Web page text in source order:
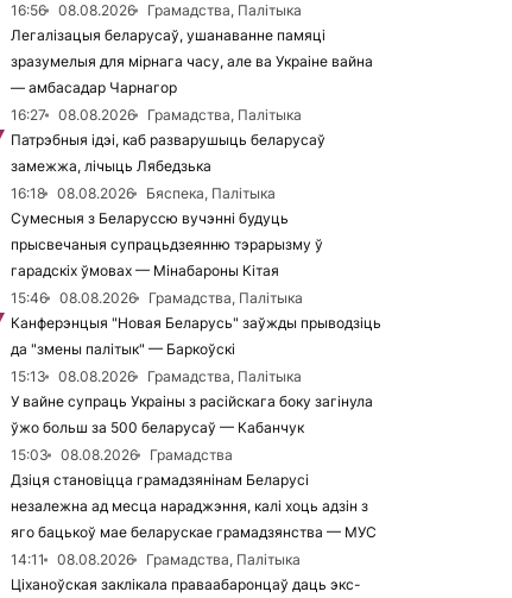
16:56
08.08.2026
Грамадства, Палітыка
Легалізацыя беларусаў, ушанаванне памяці
зразумелыя для мірнага часу, але ва Украіне вайна
— амбасадар Чарнагор
16:27
08.08.2026
Грамадства, Палітыка
Патрэбныя ідэі, каб разварушыць беларусаў
замежжа, лічыць Лябедзька
16:18
08.08.2026
Бяспека, Палітыка
Сумесныя з Беларуссю вучэнні будуць
прысвечаныя супрацьдзеянню тэрарызму ў
гарадскіх ўмовах — Мінабароны Кітая
15:46
08.08.2026
Грамадства, Палітыка
Канферэнцыя "Новая Беларусь" заўжды прыводзіць
да "змены палітык" — Баркоўскі
15:13
08.08.2026
Грамадства, Палітыка
У вайне супраць Украіны з расійскага боку загінула
ўжо больш за 500 беларусаў — Кабанчук
15:03
08.08.2026
Грамадства
Дзіця становіцца грамадзянінам Беларусі
незалежна ад месца нараджэння, калі хоць адзін з
яго бацькоў мае беларускае грамадзянства — МУС
14:11
08.08.2026
Грамадства, Палітыка
Ціханоўская заклікала праваабаронцаў даць экс-